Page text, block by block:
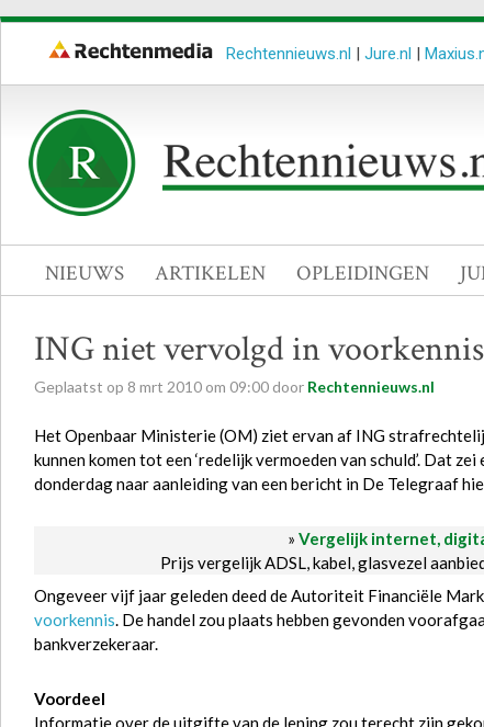
Rechtennieuws.nl | Jure.nl |
NIEUWS ARTIKELEN OPLEIDINGEN
ING niet vervolgd in
Geplaatst op 8 mrt 2010 om 09:00 door Rechtennieuws.nl
Het Openbaar Ministerie (OM) ziet ervan af ING
kunnen komen tot een ‘redelijk vermoeden van schuld’. Dat
donderdag naar aanleiding van een bericht in De Telegraaf
» Vergelijk internet,
Prijs vergelijk ADSL, kabel, glasvezel
Ongeveer vijf jaar geleden deed de Autoriteit Financiële
voorkennis. De handel zou plaats hebben gevonden
bankverzekeraar.
Voordeel
Informatie over de uitgifte van de lening zou terecht zijn